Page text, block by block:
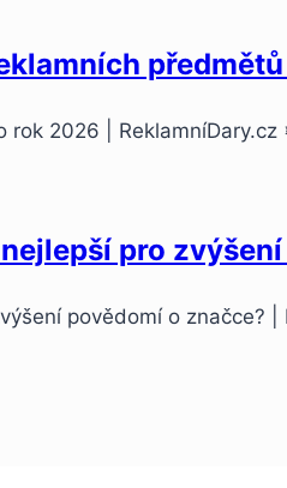
rok 2026 |
pro
povědomí o značce?